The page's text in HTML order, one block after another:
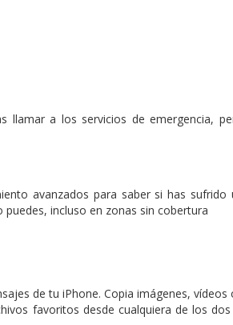
llamar a los servicios de emergencia,
avanzados para saber si has sufrido
incluso en zonas sin cobertura
de tu iPhone. Copia imágenes,
favoritos desde cualquiera de los dos